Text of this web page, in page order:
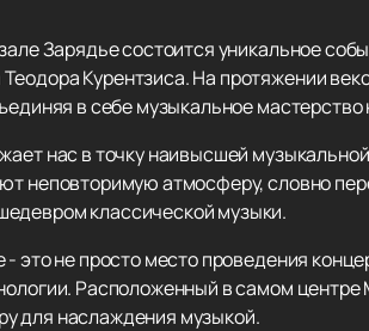
Зарядье состоится уникальное
Курентзиса. На протяжении
в себе музыкальное
нас в точку наивысшей
неповторимую атмосферу, словно
классической музыки.
это не просто место проведения
Расположенный в самом
для наслаждения музыкой.